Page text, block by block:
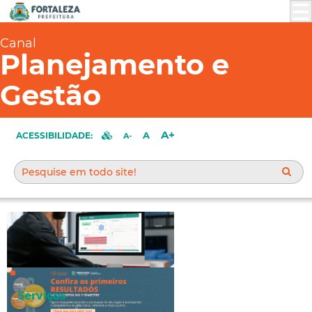
Canal
Planejamento e
Gestão
ACESSIBILIDADE: A- A A+
Resultados dos órgãos municipais
no primeiro bimestre do Selo
Sepog estão disponíveis
Serviços